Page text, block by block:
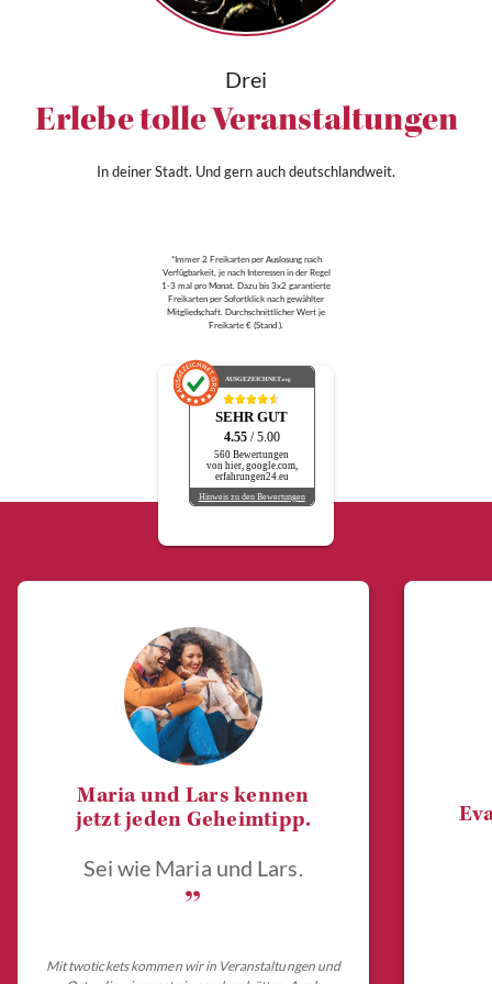
Drei
Erlebe tolle Veranstaltungen
In deiner Stadt. Und gern auch deutschlandweit.
*Immer 2 Freikarten per Auslosung nach
Verfügbarkeit, je nach Interessen in der Regel
1-3 mal pro Monat. Dazu bis 3x2 garantierte
Freikarten per Sofortklick nach gewählter
Mitgliedschaft. Durchschnittlicher Wert je
Freikarte € (Stand ).
AUSGEZEICHNET.org
SEHR GUT
4.55 / 5.00
560 Bewertungen
von hier, google.com,
erfahrungen24.eu
Hinweis zu den Bewertungen
Maria und Lars kennen
jetzt jeden Geheimtipp.
Sei wie Maria und Lars.
„
Mit twotickets kommen wir in Veranstaltungen und